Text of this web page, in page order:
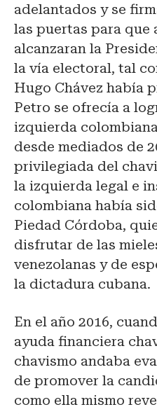
adelantados y se
las puertas para que
alcanzaran la
la vía electoral, tal
Hugo Chávez había
Petro se ofrecía a
izquierda
desde mediados de
privilegiada del
la izquierda legal e
colombiana había
Piedad Córdoba,
disfrutar de las
venezolanas y de
la dictadura cubana.
En el año 2016,
ayuda financiera
chavismo andaba
de promover la
como ella mismo